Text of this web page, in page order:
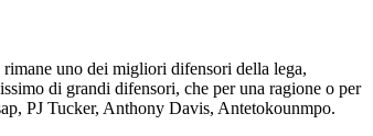
uno dei migliori difensori della lega,
di grandi difensori, che per una ragione o per
PJ Tucker, Anthony Davis, Antetokounmpo.